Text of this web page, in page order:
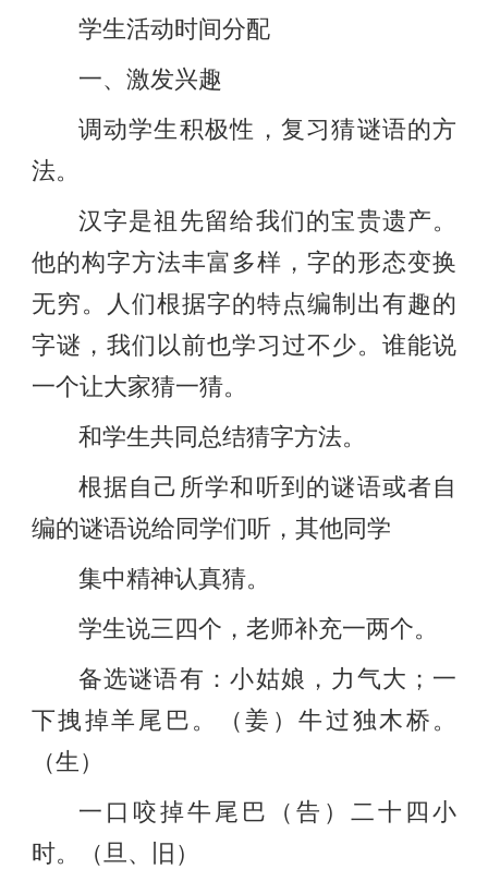
学生活动时间分配
一、激发兴趣
调动学生积极性，复习猜谜语的方
法。
汉字是祖先留给我们的宝贵遗产。
他的构字方法丰富多样，字的形态变换
无穷。人们根据字的特点编制出有趣的
字谜，我们以前也学习过不少。谁能说
一个让大家猜一猜。
和学生共同总结猜字方法。
根据自己所学和听到的谜语或者自
编的谜语说给同学们听，其他同学
集中精神认真猜。
学生说三四个，老师补充一两个。
备选谜语有：小姑娘，力气大；一
下拽掉羊尾巴。（姜）牛过独木桥。
（生）
一口咬掉牛尾巴（告）二十四小
时。（旦、旧）